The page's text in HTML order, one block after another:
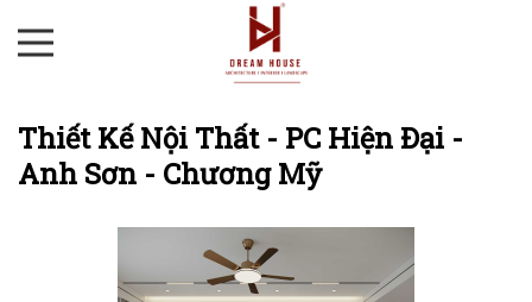
Thiết Kế Nội Thất - PC Hiện Đại -
Anh Sơn - Chương Mỹ